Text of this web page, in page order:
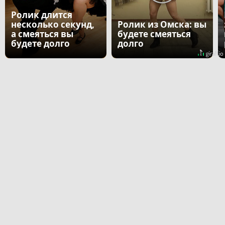
Ролик длится
несколько секунд,
а смеяться вы
будете долго
Ролик из Омска: вы
будете смеяться
долго